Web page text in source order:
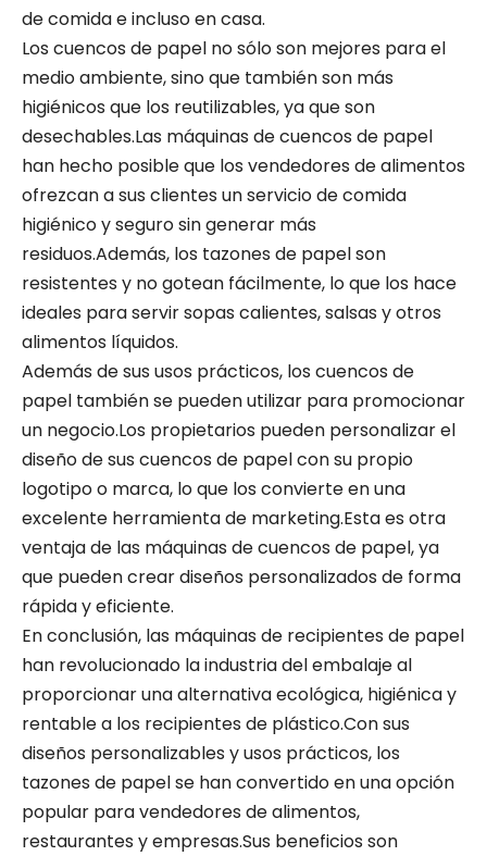
de comida e incluso en casa.
Los cuencos de papel no sólo son mejores para el
medio ambiente, sino que también son más
higiénicos que los reutilizables, ya que son
desechables.Las máquinas de cuencos de papel
han hecho posible que los vendedores de alimentos
ofrezcan a sus clientes un servicio de comida
higiénico y seguro sin generar más
residuos.Además, los tazones de papel son
resistentes y no gotean fácilmente, lo que los hace
ideales para servir sopas calientes, salsas y otros
alimentos líquidos.
Además de sus usos prácticos, los cuencos de
papel también se pueden utilizar para promocionar
un negocio.Los propietarios pueden personalizar el
diseño de sus cuencos de papel con su propio
logotipo o marca, lo que los convierte en una
excelente herramienta de marketing.Esta es otra
ventaja de las máquinas de cuencos de papel, ya
que pueden crear diseños personalizados de forma
rápida y eficiente.
En conclusión, las máquinas de recipientes de papel
han revolucionado la industria del embalaje al
proporcionar una alternativa ecológica, higiénica y
rentable a los recipientes de plástico.Con sus
diseños personalizables y usos prácticos, los
tazones de papel se han convertido en una opción
popular para vendedores de alimentos,
restaurantes y empresas.Sus beneficios son